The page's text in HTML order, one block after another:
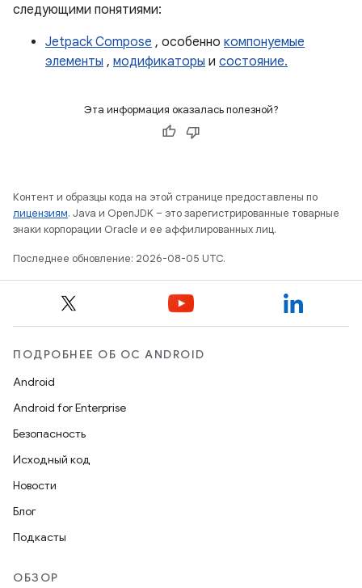
следующими понятиями:
Jetpack Compose , особенно компонуемые
элементы , модификаторы и состояние.
Эта информация оказалась полезной?
Контент и образцы кода на этой странице предоставлены по
лицензиям. Java и OpenJDK – это зарегистрированные товарные
знаки корпорации Oracle и ее аффилированных лиц.
Последнее обновление: 2026-08-05 UTC.
ПОДРОБНЕЕ ОБ ОС ANDROID
Android
Android for Enterprise
Безопасность
Исходный код
Новости
Блог
Подкасты
ОБЗОР